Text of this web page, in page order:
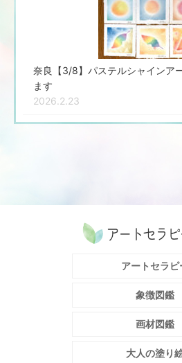
奈良【3/8】パステルシャインア
ます
2026.2.23
アートセラピ
象徴図鑑
画材図鑑
大人の塗り